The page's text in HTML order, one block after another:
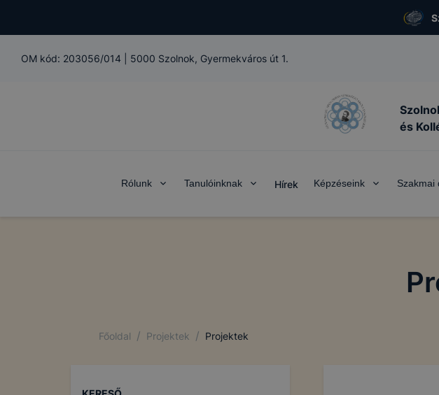
OM kód: 203056/014 5000 Szolnok, Gyermekváros út 1.
és
Rólunk Tanulóinknak Hírek Képzéseink Szakmai
Főoldal / Projektek / Projektek